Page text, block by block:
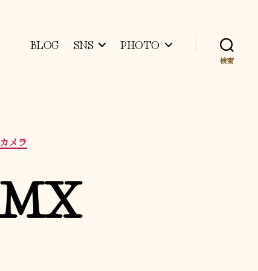
BLOG SNS PHOTO
検索
メラ